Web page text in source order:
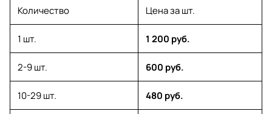
Количество Цена за шт.
1 шт. 1 200 руб.
2-9 шт. 600 руб.
10-29 шт. 480 руб.